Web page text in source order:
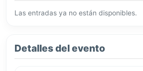
Las entradas ya no están disponibles.
Detalles del evento